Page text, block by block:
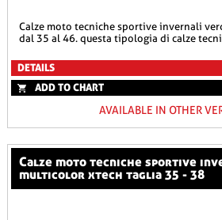
calze moto tecniche sportive invernali verde xtech taglie variabili
dal 35 al 46. questa tipologia di calze
DETAILS
ADD TO CHART
AVAILABLE IN OTHER
calze moto tecniche sportive invernali nere a righe
multicolor xtech taglia 35 - 38